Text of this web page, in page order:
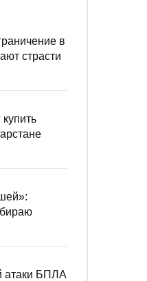
в
страсти
атаки БПЛА